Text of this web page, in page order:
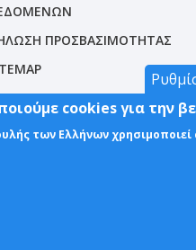
ΠΡΟΣΒΑΣΙΜΟΤΗΤΑΣ
cookies για την
των Ελλήνων